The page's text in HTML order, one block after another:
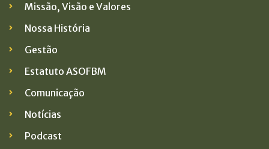
Missão, Visão e Valores
Nossa História
Gestão
Estatuto ASOFBM
Comunicação
Notícias
Podcast